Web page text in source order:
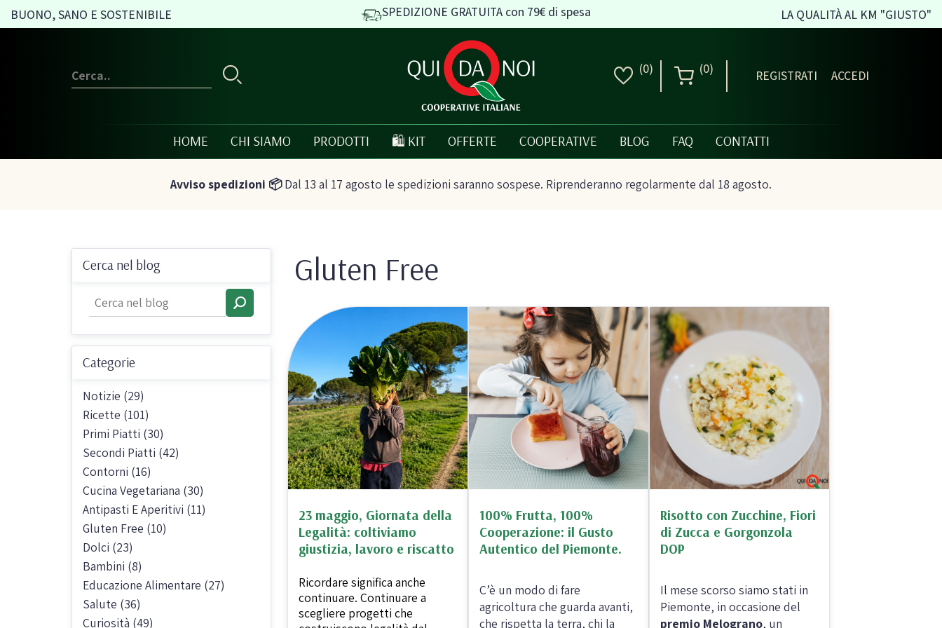
BUONO, SANO E SOSTENIBILE SPEDIZIONE GRATUITA con 79€ di spesa LA QUALITÀ AL KM "GIUSTO"
(0) (0) REGISTRATI ACCEDI
HOME CHI SIAMO PRODOTTI
Conserve e sott'oli
vegetali
Olio, passate e
condimenti
Pesti e paté bio
Sughi biologici e passate
Olio e aceto biologici
Spezie biologiche e aromi
Pasta, Riso e Cereali
Taralli e grissini artigianali
Farine biologiche
Cereali
Confetture bio
Miele italiano
Biscotti, cioccolato e
dolci
Biscotti artigianali
Dolci tipici siciliani
Cioccolato di Modica
Occasioni al Cioccolato
Gluten free
Prodotti artigianali senza
Bevande e succhi di
Té e tisane biologiche
Succhi bio e bevande
Frutta secca e legumi
Frutta secca biologica
Legumi bio
Birre, vini e liquori
Vini italiani
Birre artigianali
🛍️ KIT OFFERTE COOPERATIVE BLOG FAQ CONTATTI
Avviso spedizioni 📦Dal 13 al 17 agosto le spedizioni saranno sospese. Riprenderanno regolarmente dal 18 agosto.
Cerca nel blog
Categorie
Notizie (29)
Ricette (101)
Primi Piatti (30)
Secondi Piatti (42)
Contorni (16)
Cucina Vegetariana (30)
Antipasti E Aperitivi (11)
Gluten Free (10)
Dolci (23)
Bambini (8)
Educazione Alimentare (27)
Salute (36)
Curiosità (49)
Gluten Free
23 maggio, Giornata della
Legalità: coltiviamo
giustizia, lavoro e riscatto
Ricordare significa anche
continuare. Continuare a
scegliere progetti che
100% Frutta, 100%
Cooperazione: il Gusto
Autentico del Piemonte.
C’è un modo di fare
agricoltura che guarda avanti,
che rispetta la terra, chi la
Risotto con Zucchine, Fiori
di Zucca e Gorgonzola
DOP
Il mese scorso siamo stati in
Piemonte, in occasione del
premio Melograno, un